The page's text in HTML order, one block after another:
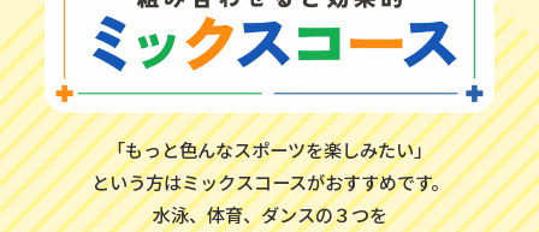
「もっと色んなスポーツを楽しみたい」
という方はミックスコースがおすすめです。
水泳、体育、ダンスの３つを